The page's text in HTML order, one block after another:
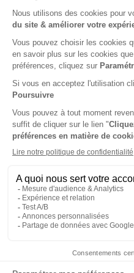
Abonnement 1 an
24€65 Tarif
Tarif France métropolitaine
Renouvellement à date
N° en cours
5€
Tarif France métropolitaine